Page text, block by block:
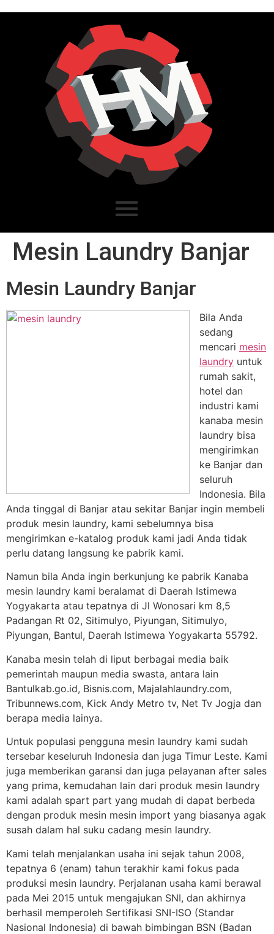
Mesin Laundry Banjar
Mesin Laundry Banjar
Bila Anda
sedang
mencari mesin
laundry untuk
rumah sakit,
hotel dan
industri kami
kanaba mesin
laundry bisa
mengirimkan
ke Banjar dan
seluruh
Indonesia. Bila
Anda tinggal di Banjar atau sekitar Banjar ingin membeli
produk mesin laundry, kami sebelumnya bisa
mengirimkan e-katalog produk kami jadi Anda tidak
perlu datang langsung ke pabrik kami.
Namun bila Anda ingin berkunjung ke pabrik Kanaba
mesin laundry kami beralamat di Daerah Istimewa
Yogyakarta atau tepatnya di Jl Wonosari km 8,5
Padangan Rt 02, Sitimulyo, Piyungan, Sitimulyo,
Piyungan, Bantul, Daerah Istimewa Yogyakarta 55792.
Kanaba mesin telah di liput berbagai media baik
pemerintah maupun media swasta, antara lain
Bantulkab.go.id, Bisnis.com, Majalahlaundry.com,
Tribunnews.com, Kick Andy Metro tv, Net Tv Jogja dan
berapa media lainya.
Untuk populasi pengguna mesin laundry kami sudah
tersebar keseluruh Indonesia dan juga Timur Leste. Kami
juga memberikan garansi dan juga pelayanan after sales
yang prima, kemudahan lain dari produk mesin laundry
kami adalah spart part yang mudah di dapat berbeda
dengan produk mesin mesin import yang biasanya agak
susah dalam hal suku cadang mesin laundry.
Kami telah menjalankan usaha ini sejak tahun 2008,
tepatnya 6 (enam) tahun terakhir kami fokus pada
produksi mesin laundry. Perjalanan usaha kami berawal
pada Mei 2015 untuk mengajukan SNI, dan akhirnya
berhasil memperoleh Sertifikasi SNI-ISO (Standar
Nasional Indonesia) di bawah bimbingan BSN (Badan